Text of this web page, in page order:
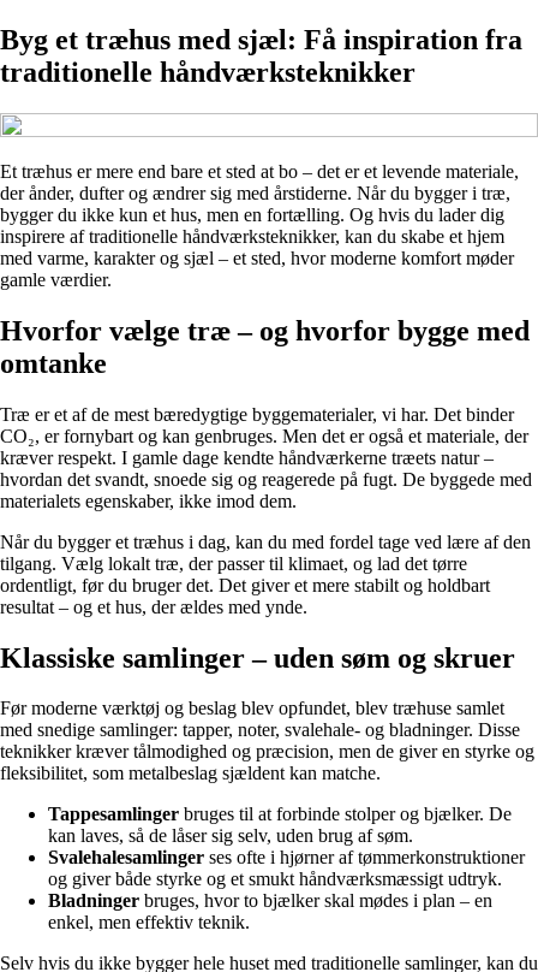
Byg et træhus med sjæl: Få inspiration fra
traditionelle håndværksteknikker
Et træhus er mere end bare et sted at bo – det er et levende materiale,
der ånder, dufter og ændrer sig med årstiderne. Når du bygger i træ,
bygger du ikke kun et hus, men en fortælling. Og hvis du lader dig
inspirere af traditionelle håndværksteknikker, kan du skabe et hjem
med varme, karakter og sjæl – et sted, hvor moderne komfort møder
gamle værdier.
Hvorfor vælge træ – og hvorfor bygge med
omtanke
Træ er et af de mest bæredygtige byggematerialer, vi har. Det binder
CO₂, er fornybart og kan genbruges. Men det er også et materiale, der
kræver respekt. I gamle dage kendte håndværkerne træets natur –
hvordan det svandt, snoede sig og reagerede på fugt. De byggede med
materialets egenskaber, ikke imod dem.
Når du bygger et træhus i dag, kan du med fordel tage ved lære af den
tilgang. Vælg lokalt træ, der passer til klimaet, og lad det tørre
ordentligt, før du bruger det. Det giver et mere stabilt og holdbart
resultat – og et hus, der ældes med ynde.
Klassiske samlinger – uden søm og skruer
Før moderne værktøj og beslag blev opfundet, blev træhuse samlet
med snedige samlinger: tapper, noter, svalehale- og bladninger. Disse
teknikker kræver tålmodighed og præcision, men de giver en styrke og
fleksibilitet, som metalbeslag sjældent kan matche.
Tappesamlinger bruges til at forbinde stolper og bjælker. De
kan laves, så de låser sig selv, uden brug af søm.
Svalehalesamlinger ses ofte i hjørner af tømmerkonstruktioner
og giver både styrke og et smukt håndværksmæssigt udtryk.
Bladninger bruges, hvor to bjælker skal mødes i plan – en
enkel, men effektiv teknik.
Selv hvis du ikke bygger hele huset med traditionelle samlinger, kan du